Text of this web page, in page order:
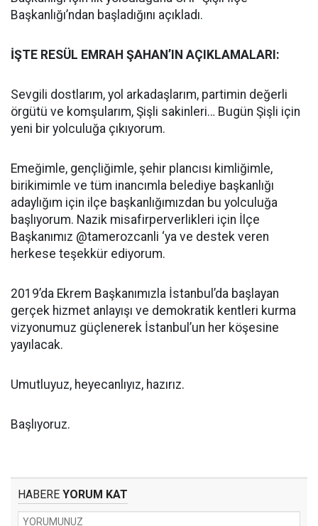
Başkanlığı’ndan başladığını açıkladı.
İŞTE RESÜL EMRAH ŞAHAN’IN AÇIKLAMALARI:
Sevgili dostlarım, yol arkadaşlarım, partimin değerli
örgütü ve komşularım, Şişli sakinleri… Bugün Şişli için
yeni bir yolculuğa çıkıyorum.
Emeğimle, gençliğimle, şehir plancısı kimliğimle,
birikimimle ve tüm inancımla belediye başkanlığı
adaylığım için ilçe başkanlığımızdan bu yolculuğa
başlıyorum. Nazik misafirperverlikleri için İlçe
Başkanımız @tamerozcanli ‘ya ve destek veren
herkese teşekkür ediyorum.
2019’da Ekrem Başkanımızla İstanbul’da başlayan
gerçek hizmet anlayışı ve demokratik kentleri kurma
vizyonumuz güçlenerek İstanbul’un her köşesine
yayılacak.
Umutluyuz, heyecanlıyız, hazırız.
Başlıyoruz.
HABERE YORUM KAT